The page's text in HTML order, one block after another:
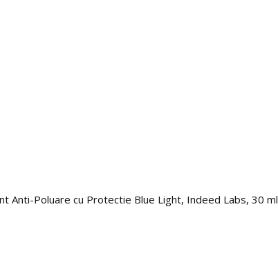
Anti-Poluare cu Protectie Blue Light, Indeed Labs, 30 ml